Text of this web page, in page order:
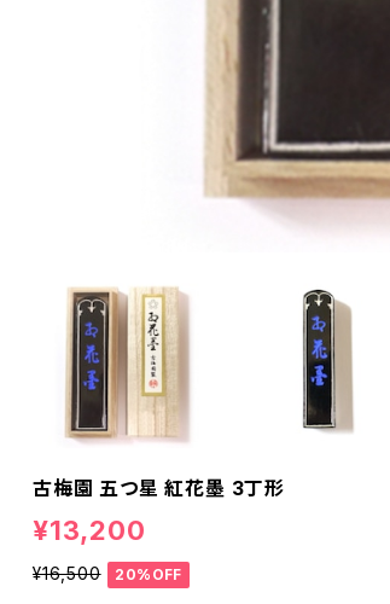
古梅園 五つ星 紅花墨 3丁形
¥13,200
¥16,500 20%OFF